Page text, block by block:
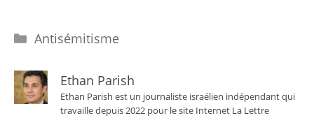
Catégories
Antisémitisme
Ethan Parish
Ethan Parish est un journaliste israélien indépendant qui
travaille depuis 2022 pour le site Internet La Lettre